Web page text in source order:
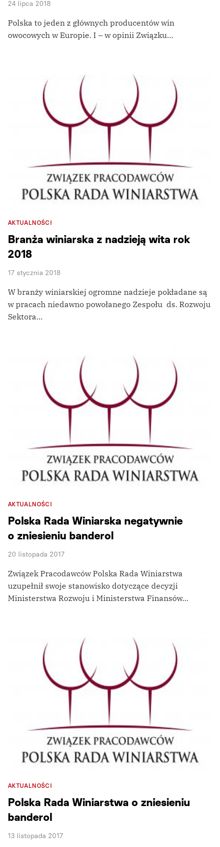
24 lipca 2018
Polska to jeden z głównych producentów win
owocowych w Europie. I – w opinii Związku…
AKTUALNOŚCI
Branża winiarska z nadzieją wita rok
2018
17 stycznia 2018
W branży winiarskiej ogromne nadzieje pokładane są
w pracach niedawno powołanego Zespołu ds. Rozwoju
Sektora…
AKTUALNOŚCI
Polska Rada Winiarska negatywnie
o zniesieniu banderol
20 listopada 2017
Związek Pracodawców Polska Rada Winiarstwa
uzupełnił swoje stanowisko dotyczące decyzji
Ministerstwa Rozwoju i Ministerstwa Finansów…
AKTUALNOŚCI
Polska Rada Winiarstwa o zniesieniu
banderol
13 listopada 2017